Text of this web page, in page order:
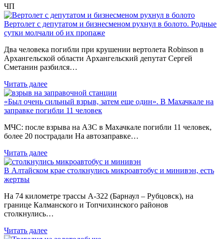
ЧП
Вертолет с депутатом и бизнесменом рухнул в болото. Родные
сутки молчали об их пропаже
Два человека погибли при крушении вертолета Robinson в
Архангельской области Архангельский депутат Сергей
Сметанин разбился…
Читать далее
«Был очень сильный взрыв, затем еще один». В Махачкале на
заправке погибли 11 человек
МЧС: после взрыва на АЗС в Махачкале погибли 11 человек,
более 20 пострадали На автозаправке…
Читать далее
В Алтайском крае столкнулись микроавтобус и минивэн, есть
жертвы
На 74 километре трассы А-322 (Барнаул – Рубцовск), на
границе Калманского и Топчихинского районов
столкнулись…
Читать далее